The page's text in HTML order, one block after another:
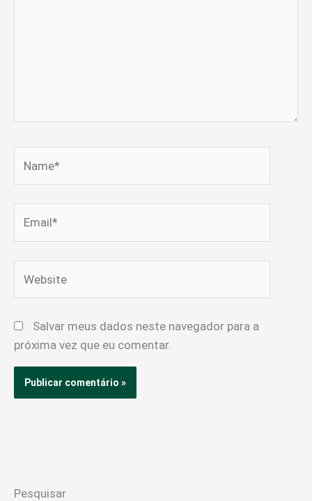
Salvar meus dados neste navegador para a
próxima vez que eu comentar.
Pesquisar